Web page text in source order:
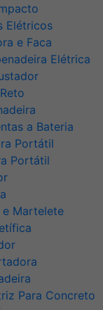
Elétricos
e Faca
Elétrica
a Bateria
Portátil
Portátil
Martelete
Para Concreto